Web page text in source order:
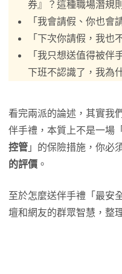
券』？這種職場潛規
「我會請假、你也會
「下次你請假，我也
「我只想送值得被伴
下班不認識了，我為
看完兩派的論述，其實我
伴手禮，本質上不是一場
控管 」的保險措施，你必
的評價 。
至於怎麼送伴手禮「最安
壇和網友的群眾智慧，整